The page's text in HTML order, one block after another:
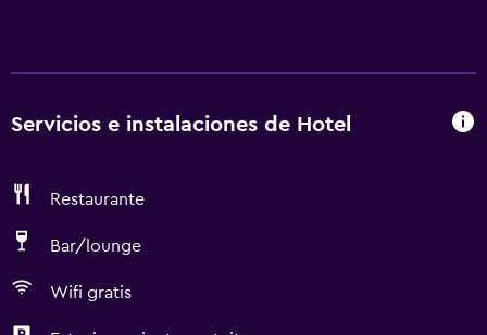
Servicios e instalaciones de Hotel
Restaurante
Bar/lounge
Wifi gratis